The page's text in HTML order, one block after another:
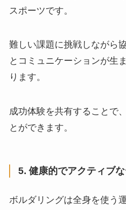
スポーツです。
難しい課題に挑戦しながら
とコミュニケーションが生
ります。
成功体験を共有することで
とができます。
5. 健康的でアクティブ
ボルダリングは全身を使う